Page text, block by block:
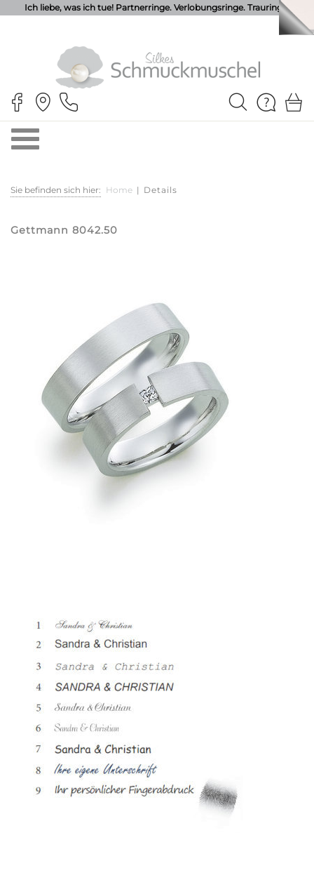
Ich liebe, was ich tue! Partnerringe. Verlobungsringe. Trauringe.
Sie befinden sich hier: Home | Details
Gettmann 8042.50